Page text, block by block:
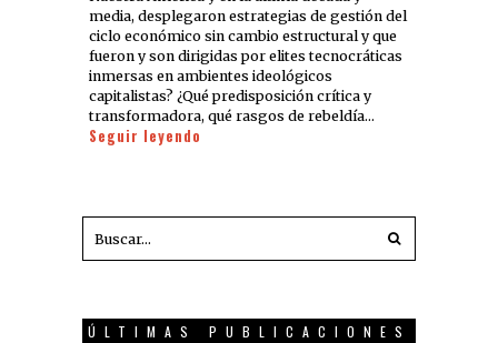
media, desplegaron estrategias de gestión del
ciclo económico sin cambio estructural y que
fueron y son dirigidas por elites tecnocráticas
inmersas en ambientes ideológicos
capitalistas? ¿Qué predisposición crítica y
transformadora, qué rasgos de rebeldía…
Seguir leyendo
ÚLTIMAS PUBLICACIONES